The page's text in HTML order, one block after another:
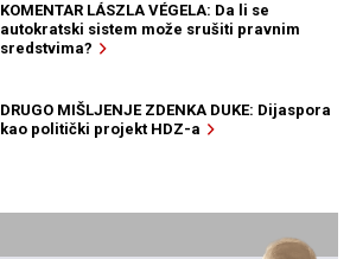
KOMENTAR LÁSZLA VÉGELA: Da li se
autokratski sistem može srušiti pravnim
sredstvima?
DRUGO MIŠLJENJE ZDENKA DUKE: Dijaspora
kao politički projekt HDZ-a